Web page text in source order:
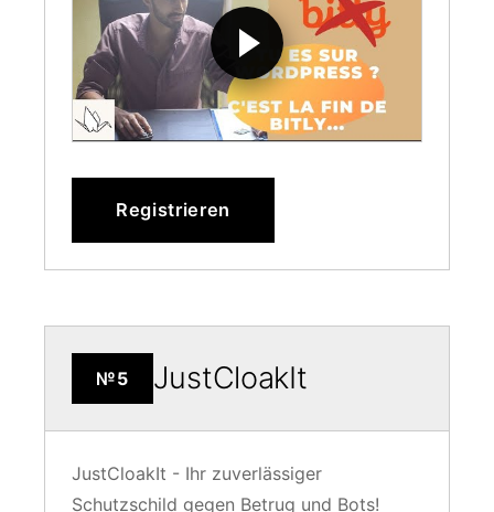
Registrieren
№5 JustCloakIt
JustCloakIt - Ihr zuverlässiger
Schutzschild gegen Betrug und Bots!